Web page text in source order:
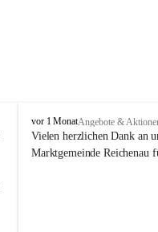
V
o
l
vor 1 MonatAngebote &
Vielen herzlichen Dank an
Marktgemeinde Reichenau